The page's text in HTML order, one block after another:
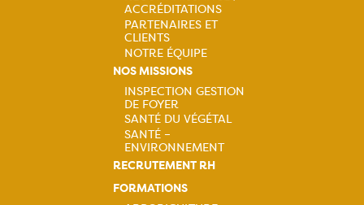
ACCRÉDITATIONS
PARTENAIRES ET
CLIENTS
NOTRE ÉQUIPE
NOS MISSIONS
Navigation
principale
INSPECTION GESTION
DE FOYER
SANTÉ DU VÉGÉTAL
SANTÉ –
ENVIRONNEMENT
RECRUTEMENT RH
FORMATIONS